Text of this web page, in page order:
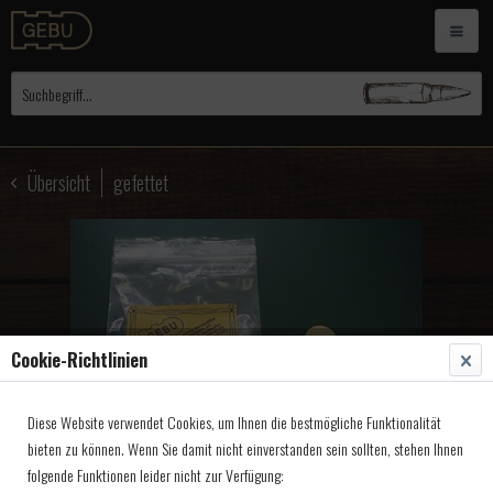
Übersicht gefettet
Cookie-Richtlinien
Diese Website verwendet Cookies, um Ihnen die bestmögliche Funktionalität
bieten zu können. Wenn Sie damit nicht einverstanden sein sollten, stehen Ihnen
folgende Funktionen leider nicht zur Verfügung: